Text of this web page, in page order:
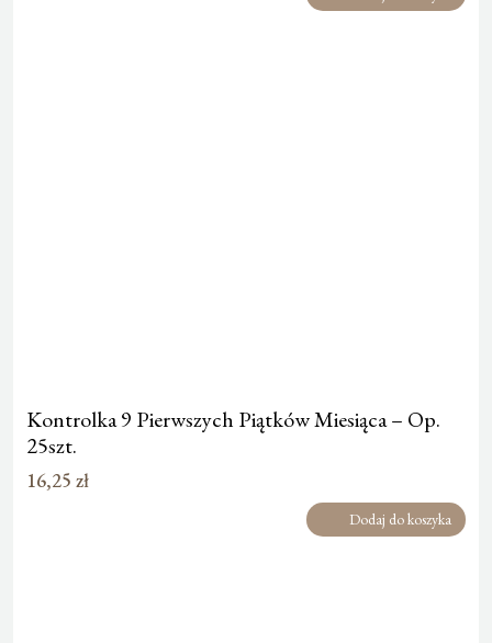
Kontrolka 9 Pierwszych Piątków Miesiąca – Op.
25szt.
16,25 zł
Dodaj do koszyka